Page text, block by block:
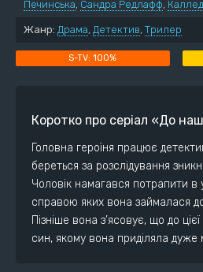
Печинська, Сандра Редлафф,
Жанр: Драма, Детектив, Трилер
100%
Коротко про серіал «До
Головна героїня працює
береться за розслідування
Чоловік намагався потрапити в
справою яких вона займалася
Пізніше вона з’ясовує, що до
син, якому вона приділяла дуже